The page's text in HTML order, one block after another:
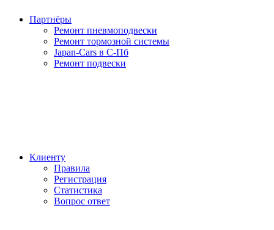
Партнёры
Ремонт пневмоподвески
Ремонт тормозной системы
Japan-Cars в С-Пб
Ремонт подвески
Клиенту
Правила
Регистрация
Статистика
Вопрос ответ